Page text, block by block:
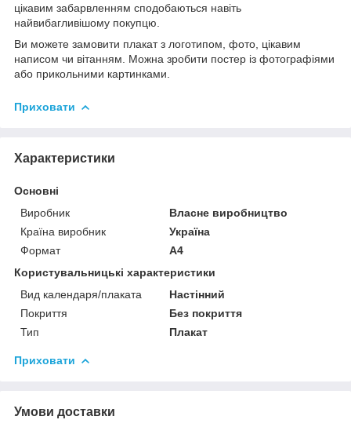
цікавим забарвленням сподобаються навіть
найвибагливішому покупцю.
Ви можете замовити плакат з логотипом, фото, цікавим
написом чи вітанням. Можна зробити постер із фотографіями
або прикольними картинками.
Приховати
Характеристики
Основні
Виробник
Власне виробництво
Країна виробник
Україна
Формат
A4
Користувальницькі характеристики
Вид календаря/плаката
Настінний
Покриття
Без покриття
Тип
Плакат
Приховати
Умови доставки